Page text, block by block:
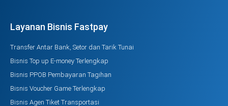
Layanan Bisnis Fastpay
Transfer Antar Bank, Setor dan Tarik Tunai
Bisnis Top up E-money Terlengkap
Bisnis PPOB Pembayaran Tagihan
Bisnis Voucher Game Terlengkap
Bisnis Agen Tiket Transportasi